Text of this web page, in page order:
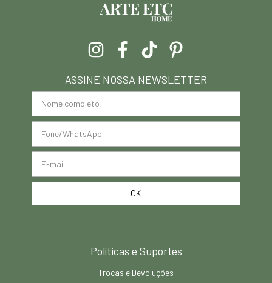
ASSINE NOSSA NEWSLETTER
Políticas e Suportes
Trocas e Devoluções